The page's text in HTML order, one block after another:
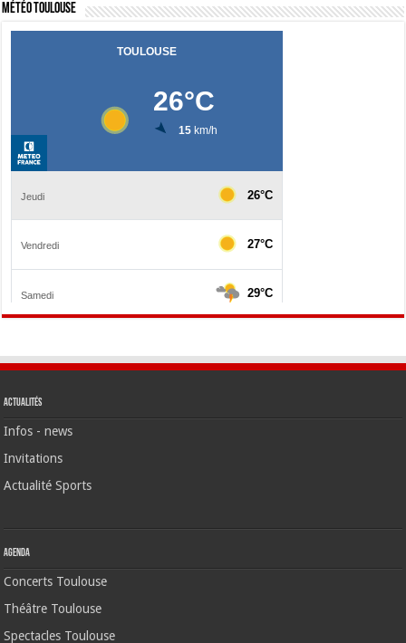
Météo Toulouse
Actualités
Infos - news
Invitations
Actualité Sports
Agenda
Concerts Toulouse
Théâtre Toulouse
Spectacles Toulouse